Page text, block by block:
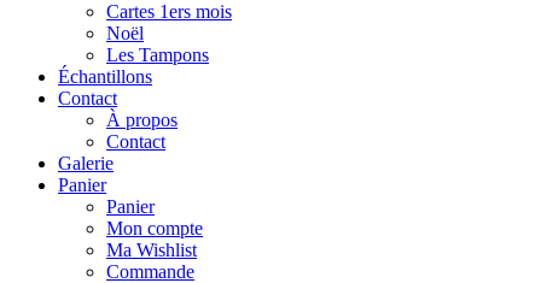
Cartes 1ers mois
Noël
Les Tampons
Échantillons
Contact
À propos
Contact
Galerie
Panier
Panier
Mon compte
Ma Wishlist
Commande